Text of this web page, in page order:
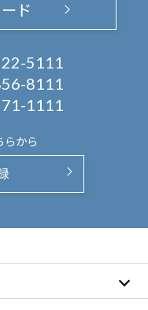
ド
5111
8111
1111
らから